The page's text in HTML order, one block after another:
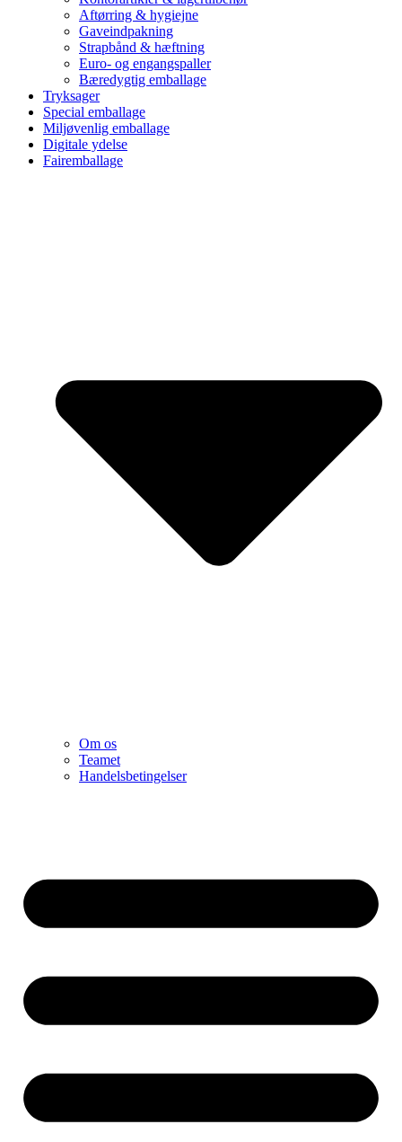
Aftørring & hygiejne
Gaveindpakning
Strapbånd & hæftning
Euro- og engangspaller
Bæredygtig emballage
Tryksager
Special emballage
Miljøvenlig emballage
Digitale ydelse
Fairemballage
Om os
Teamet
Handelsbetingelser